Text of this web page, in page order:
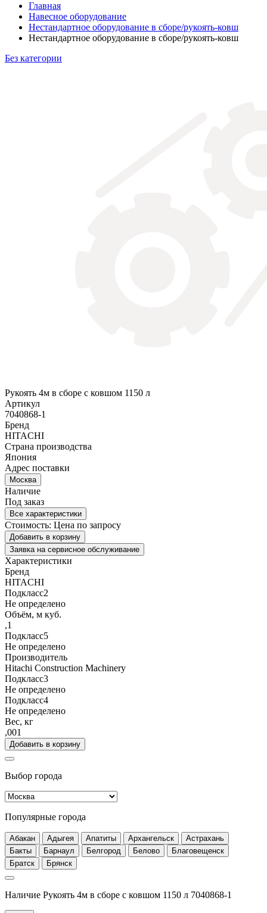
Главная
Навесное оборудование
Нестандартное оборудование в сборе/рукоять-ковш
Нестандартное оборудование в сборе/рукоять-ковш
Без категории
Рукоять 4м в сборе с ковшом 1150 л
Артикул
7040868-1
Бренд
HITACHI
Страна производства
Япония
Адрес поставки
Москва
Наличие
Под заказ
Все характеристики
Стоимость: Цена по запросу
Добавить в корзину
Заявка на сервисное обслуживание
Характеристики
Бренд
HITACHI
Подкласс2
Не определено
Объём, м куб.
,1
Подкласс5
Не определено
Производитель
Hitachi Construction Machinery
Подкласс3
Не определено
Подкласс4
Не определено
Вес, кг
,001
Добавить в корзину
Выбор города
Популярные города
Абакан Адыгея Апатиты Архангельск
Астрахань
Бакты
Барнаул Белгород Белово
Благовещенск
Братск
Брянск
Наличие Рукоять 4м в сборе с ковшом 1150 л 7040868-1